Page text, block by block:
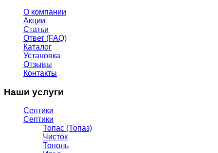
О компании
Акции
Статьи
Ответ (FAQ)
Каталог
Установка
Отзывы
Контакты
Наши услуги
Септики
Септики
Топас (Топаз)
Чисток
Тополь